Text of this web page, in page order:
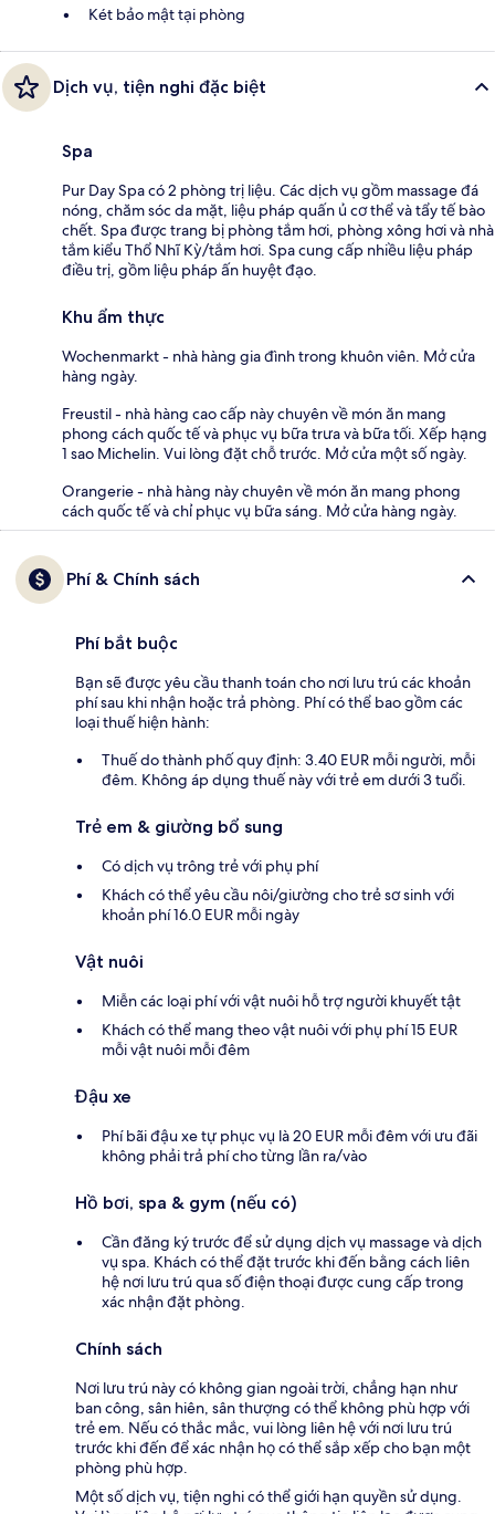
Két bảo mật tại phòng
Dịch vụ, tiện nghi đặc biệt
Spa
Pur Day Spa có 2 phòng trị liệu. Các dịch vụ gồm massage đá
nóng, chăm sóc da mặt, liệu pháp quấn ủ cơ thể và tẩy tế bào
chết. Spa được trang bị phòng tắm hơi, phòng xông hơi và nhà
tắm kiểu Thổ Nhĩ Kỳ/tắm hơi. Spa cung cấp nhiều liệu pháp
điều trị, gồm liệu pháp ấn huyệt đạo.
Khu ẩm thực
Wochenmarkt - nhà hàng gia đình trong khuôn viên. Mở cửa
hàng ngày.
Freustil - nhà hàng cao cấp này chuyên về món ăn mang
phong cách quốc tế và phục vụ bữa trưa và bữa tối. Xếp hạng
1 sao Michelin. Vui lòng đặt chỗ trước. Mở cửa một số ngày.
Orangerie - nhà hàng này chuyên về món ăn mang phong
cách quốc tế và chỉ phục vụ bữa sáng. Mở cửa hàng ngày.
Phí & Chính sách
Phí bắt buộc
Bạn sẽ được yêu cầu thanh toán cho nơi lưu trú các khoản
phí sau khi nhận hoặc trả phòng. Phí có thể bao gồm các
loại thuế hiện hành:
Thuế do thành phố quy định: 3.40 EUR mỗi người, mỗi
đêm. Không áp dụng thuế này với trẻ em dưới 3 tuổi.
Trẻ em & giường bổ sung
Có dịch vụ trông trẻ với phụ phí
Khách có thể yêu cầu nôi/giường cho trẻ sơ sinh với
khoản phí 16.0 EUR mỗi ngày
Vật nuôi
Miễn các loại phí với vật nuôi hỗ trợ người khuyết tật
Khách có thể mang theo vật nuôi với phụ phí 15 EUR
mỗi vật nuôi mỗi đêm
Đậu xe
Phí bãi đậu xe tự phục vụ là 20 EUR mỗi đêm với ưu đãi
không phải trả phí cho từng lần ra/vào
Hồ bơi, spa & gym (nếu có)
Cần đăng ký trước để sử dụng dịch vụ massage và dịch
vụ spa. Khách có thể đặt trước khi đến bằng cách liên
hệ nơi lưu trú qua số điện thoại được cung cấp trong
xác nhận đặt phòng.
Chính sách
Nơi lưu trú này có không gian ngoài trời, chẳng hạn như
ban công, sân hiên, sân thượng có thể không phù hợp với
trẻ em. Nếu có thắc mắc, vui lòng liên hệ với nơi lưu trú
trước khi đến để xác nhận họ có thể sắp xếp cho bạn một
phòng phù hợp.
Một số dịch vụ, tiện nghi có thể giới hạn quyền sử dụng.